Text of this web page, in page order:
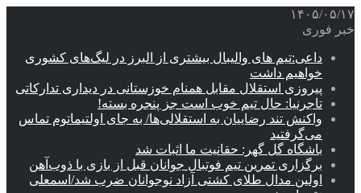
۱۴۰۵/۰۵/۱۷
خبر فوری
داعی:تیم های والیبال بیشتری از البرز در لیگ‌های کشوری
خواهیم داشت
پیروزی استقلال مقابل همنام خوزستانی در دیداری تدارکاتی
تاجرنیا: حال تیم خوب است جز پنجره بسته!
واکنش تند رضاییان به استقلالی‌ها/ به جای اولتیماتوم تماس
می‌گرفتید
باشگاه گل گهر: حقانیت ما اثبات شد
برگزاری تمرین تیم فوتبال جوانان قبل از بازی با ذوب‌آهن
اولین مدال طلای کشتی آزاد نوجوانان ضرب شد/اسمعلی